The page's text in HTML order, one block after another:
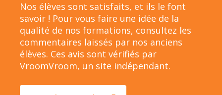
Nos élèves sont satisfaits, et ils le font
savoir ! Pour vous faire une idée de la
qualité de nos formations, consultez les
commentaires laissés par nos anciens
élèves. Ces avis sont vérifiés par
VroomVroom, un site indépendant.